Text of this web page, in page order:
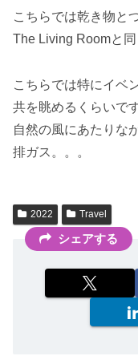
こちらでは乾き物と
The Living Roomと同
こちらでは特にイベ
共を眺めるくらいで
自然の風にあたりな
排ガス。。。
2022 Travel
シェアする